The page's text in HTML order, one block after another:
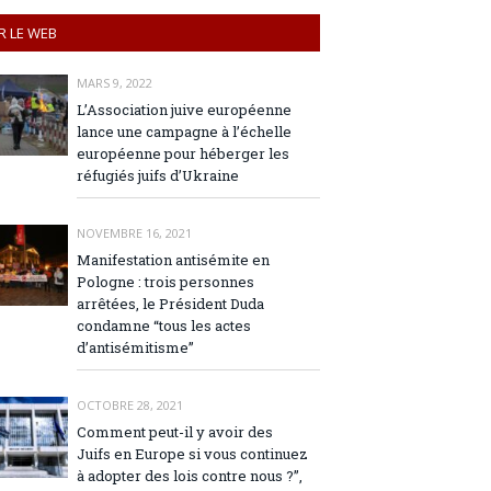
LE WEB
MARS 9, 2022
L’Association juive européenne
lance une campagne à l’échelle
européenne pour héberger les
réfugiés juifs d’Ukraine
NOVEMBRE 16, 2021
Manifestation antisémite en
Pologne : trois personnes
arrêtées, le Président Duda
condamne “tous les actes
d’antisémitisme”
OCTOBRE 28, 2021
Comment peut-il y avoir des
Juifs en Europe si vous continuez
à adopter des lois contre nous ?”,